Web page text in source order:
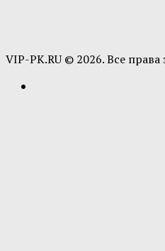
VIP-PK.RU © 2026. Все